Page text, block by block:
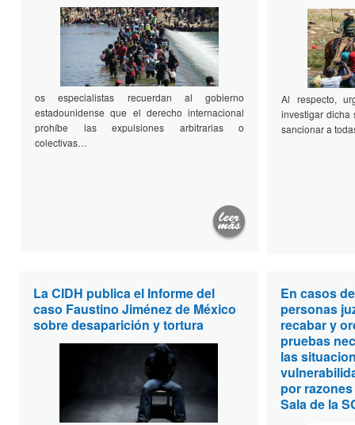
os especialistas recuerdan al gobierno
estadounidense que el derecho internacional
prohíbe las expulsiones arbitrarias o
colectivas…
Al respecto,
investigar dicha
sancionar a
La CIDH publica el Informe del
caso Faustino Jiménez de México
sobre desaparición y tortura
En casos
personas
recabar y
pruebas
las
por
Sala de la